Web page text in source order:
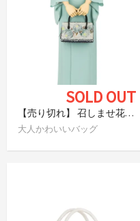
SOLD OUT
【売り切れ】 召しませ花 利休バッグ flower
大人かわいいバッグ